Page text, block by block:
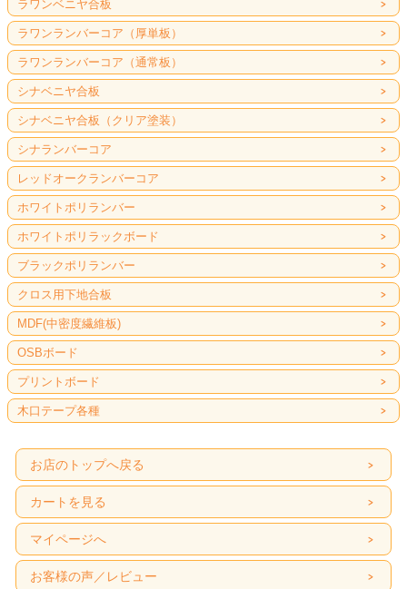
ラワンベニヤ合板
ラワンランバーコア（厚単板）
ラワンランバーコア（通常板）
シナベニヤ合板
シナベニヤ合板（クリア塗装）
シナランバーコア
レッドオークランバーコア
ホワイトポリランバー
ホワイトポリラックボード
ブラックポリランバー
クロス用下地合板
MDF(中密度繊維板)
OSBボード
プリントボード
木口テープ各種
お店のトップへ戻る
カートを見る
マイページへ
お客様の声／レビュー